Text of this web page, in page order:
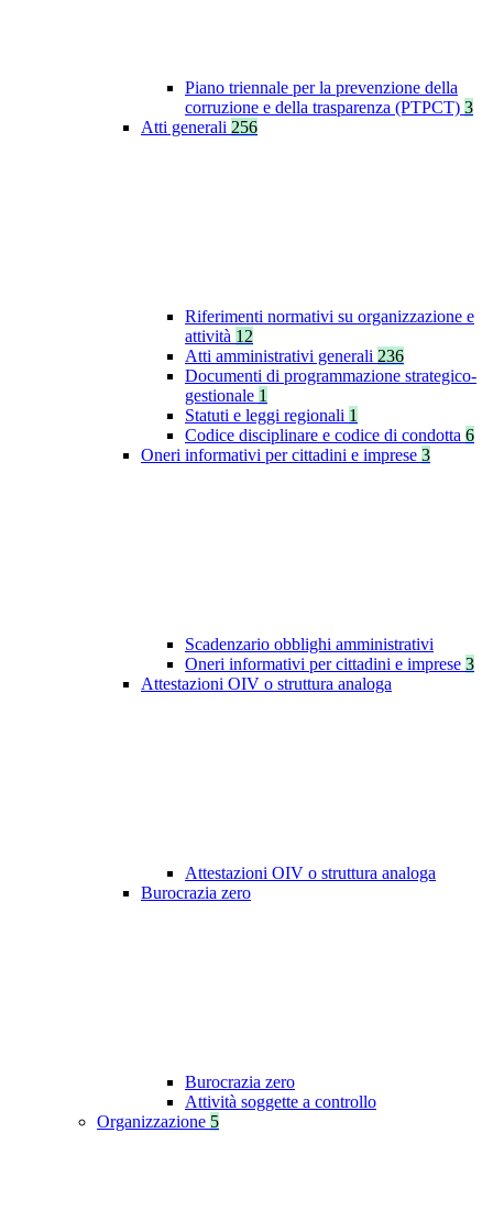
Piano triennale per la prevenzione della
corruzione e della trasparenza (PTPCT) 3
Atti generali 256
Riferimenti normativi su organizzazione e
attività 12
Atti amministrativi generali 236
Documenti di programmazione strategico-
gestionale 1
Statuti e leggi regionali 1
Codice disciplinare e codice di condotta 6
Oneri informativi per cittadini e imprese 3
Scadenzario obblighi amministrativi
Oneri informativi per cittadini e imprese 3
Attestazioni OIV o struttura analoga
Attestazioni OIV o struttura analoga
Burocrazia zero
Burocrazia zero
Attività soggette a controllo
Organizzazione 5